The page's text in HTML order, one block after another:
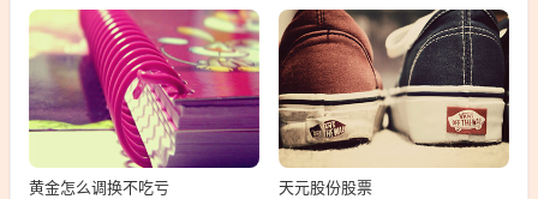
黄金怎么调换不吃亏 天元股份股票